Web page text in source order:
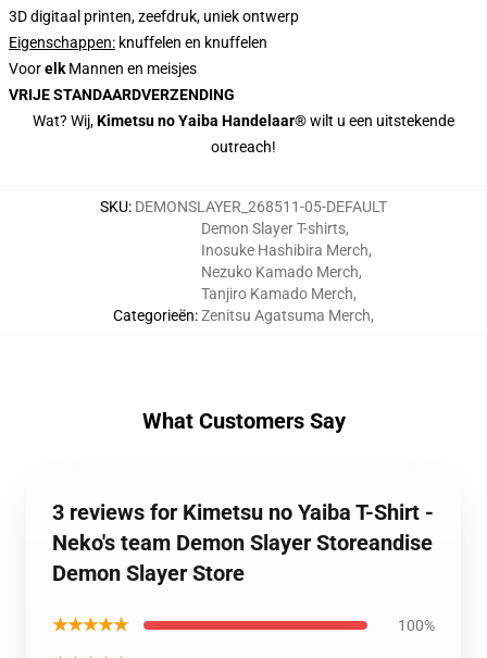
3D digitaal printen, zeefdruk, uniek ontwerp
Eigenschappen: knuffelen en knuffelen
Voorelk Mannen en meisjes
VRIJE STANDAARDVERZENDING
Wat? Wij,Kimetsu no Yaiba Handelaar®wilt u een uitstekende
outreach!
SKU: DEMONSLAYER_268511-05-DEFAULT
Categorieën:
Demon Slayer T-shirts,
Inosuke Hashibira Merch,
Nezuko Kamado Merch,
Tanjiro Kamado Merch,
Zenitsu Agatsuma Merch,
What Customers Say
3 reviews for Kimetsu no Yaiba T-Shirt -
Neko's team Demon Slayer Storeandise
Demon Slayer Store
★★★★★ 100%